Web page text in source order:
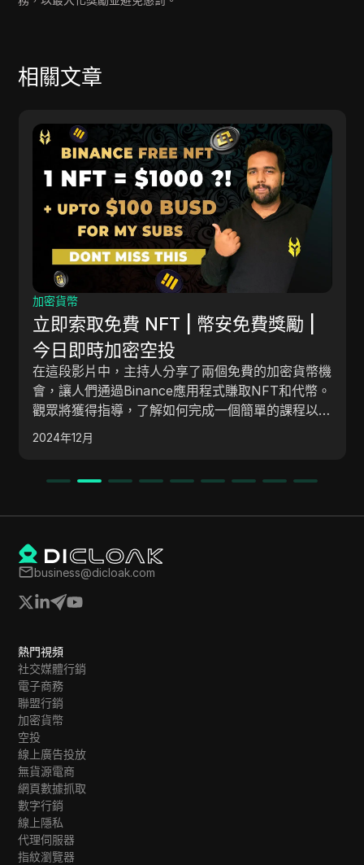
相關文章
加密貨幣
立即索取免費 NFT | 幣安免費獎勵 |
今日即時加密空投
在這段影片中，主持人分享了兩個免費的加密貨幣機
會，讓人們通過Binance應用程式賺取NFT和代幣。
觀眾將獲得指導，了解如何完成一個簡單的課程以領
取NFT，以及如何通過登錄Binance參加加密獎勵的
抽獎活動。 影片強調了NFT的潛在價值，並鼓勵觀
2024年12月
business@dicloak.com
熱門視頻
社交媒體行銷
電子商務
聯盟行銷
加密貨幣
空投
線上廣告投放
無貨源電商
網頁數據抓取
數字行銷
線上隱私
代理伺服器
指紋瀏覽器